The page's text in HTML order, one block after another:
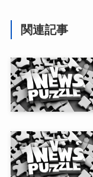
関連記事